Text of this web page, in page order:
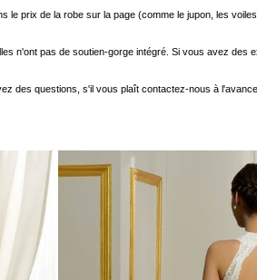
prix de la robe sur la page (comme le jupon, les
n'ont pas de soutien-gorge intégré. Si vous avez des
des questions, s'il vous plaît contactez-nous à